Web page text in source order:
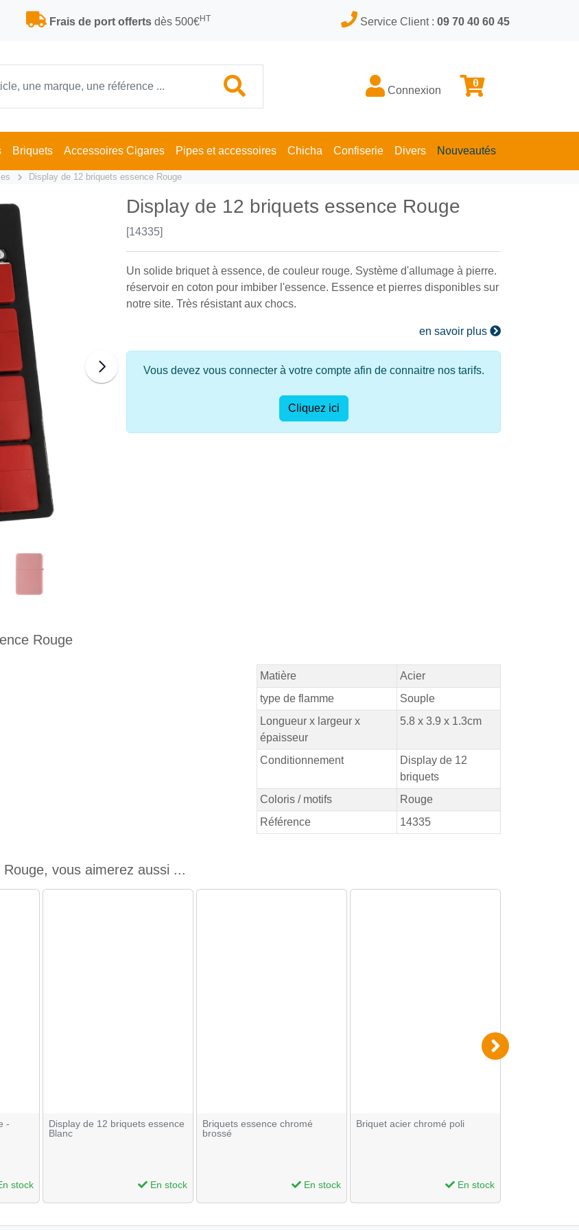
Frais de port offertsdès 500€HT Service Client : 09 70 40 60 45
Connexion
0
Briquets Accessoires Cigares Pipes et accessoires Chicha Confiserie Divers Nouveautés
Display de 12 briquets essence Rouge
Display de 12 briquets essence Rouge
[14335]
Un solide briquet à essence, de couleur rouge. Système d'allumage à pierre.
réservoir en coton pour imbiber l'essence. Essence et pierres disponibles sur
notre site. Très résistant aux chocs.
en savoir plus
Vous devez vous connecter à votre compte afin de connaitre nos tarifs.
Cliquez ici
Rouge
Matière
Acier
type de flamme
Souple
Longueur x largeur x
épaisseur
5.8 x 3.9 x 1.3cm
Conditionnement
Display de 12
briquets
Coloris / motifs
Rouge
Référence
14335
vous aimerez aussi ...
-
stock
Display de 12 briquets essence
Blanc
En stock
Briquets essence chromé
brossé
En stock
Briquet acier chromé poli
En stock